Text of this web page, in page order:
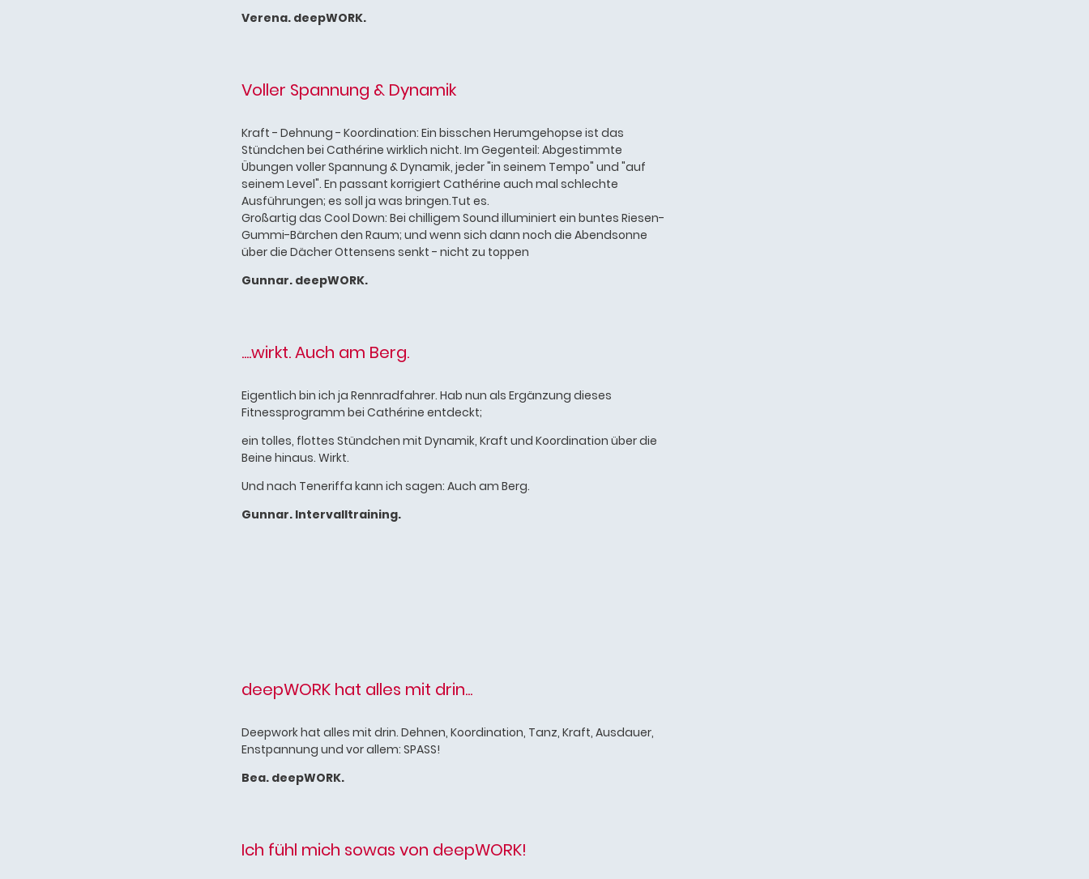
Verena. deepWORK.
Voller Spannung & Dynamik
Kraft - Dehnung - Koordination: Ein bisschen Herumgehopse ist das
Stündchen bei Cathérine wirklich nicht. Im Gegenteil: Abgestimmte
Übungen voller Spannung & Dynamik, jeder "in seinem Tempo" und "auf
seinem Level". En passant korrigiert Cathérine auch mal schlechte
Ausführungen; es soll ja was bringen.Tut es.
Großartig das Cool Down: Bei chilligem Sound illuminiert ein buntes Riesen-
Gummi-Bärchen den Raum; und wenn sich dann noch die Abendsonne
über die Dächer Ottensens senkt - nicht zu toppen
Gunnar. deepWORK.
....wirkt. Auch am Berg.
Eigentlich bin ich ja Rennradfahrer. Hab nun als Ergänzung dieses
Fitnessprogramm bei Cathérine entdeckt;
ein tolles, flottes Stündchen mit Dynamik, Kraft und Koordination über die
Beine hinaus. Wirkt.
Und nach Teneriffa kann ich sagen: Auch am Berg.
Gunnar. Intervalltraining.
deepWORK hat alles mit drin...
Deepwork hat alles mit drin. Dehnen, Koordination, Tanz, Kraft, Ausdauer,
Enstpannung und vor allem: SPASS!
Bea. deepWORK.
Ich fühl mich sowas von deepWORK!